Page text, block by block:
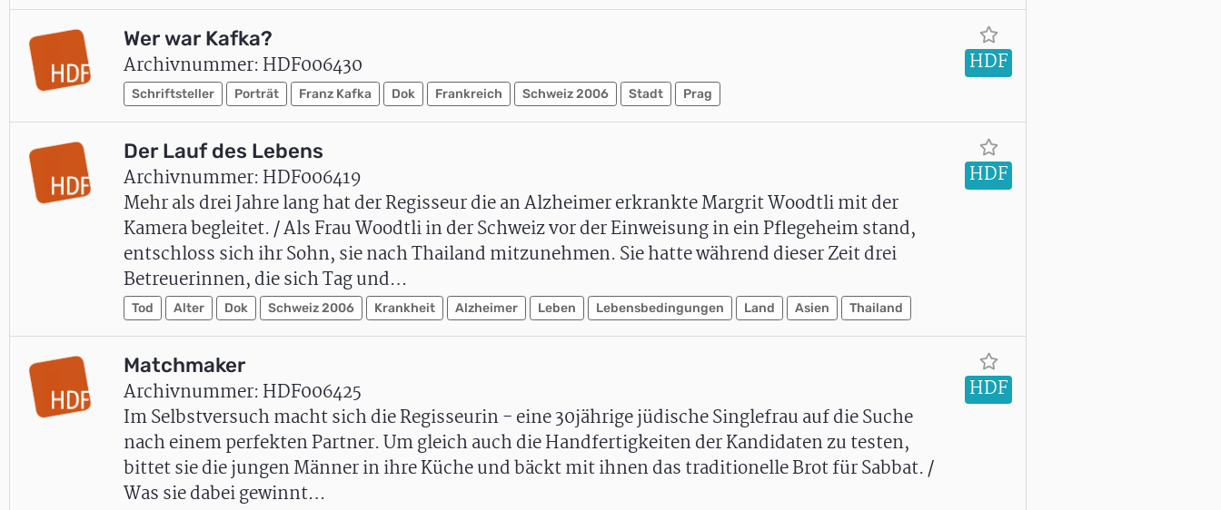
Wer war Kafka?
Archivnummer: HDF006430
Schriftsteller Porträt Franz Kafka Dok Frankreich Schweiz 2006 Stadt Prag
HDF
Der Lauf des Lebens
Archivnummer: HDF006419
Mehr als drei Jahre lang hat der Regisseur die an Alzheimer erkrankte Margrit Woodtli mit der
Kamera begleitet. / Als Frau Woodtli in der Schweiz vor der Einweisung in ein Pflegeheim stand,
entschloss sich ihr Sohn, sie nach Thailand mitzunehmen. Sie hatte während dieser Zeit drei
Betreuerinnen, die sich Tag und…
Tod Alter Dok Schweiz 2006 Krankheit Alzheimer Leben Lebensbedingungen Land Asien Thailand
HDF
Matchmaker
Archivnummer: HDF006425
Im Selbstversuch macht sich die Regisseurin - eine 30jährige jüdische Singlefrau auf die Suche
nach einem perfekten Partner. Um gleich auch die Handfertigkeiten der Kandidaten zu testen,
bittet sie die jungen Männer in ihre Küche und bäckt mit ihnen das traditionelle Brot für Sabbat. /
Was sie dabei gewinnt…
HDF